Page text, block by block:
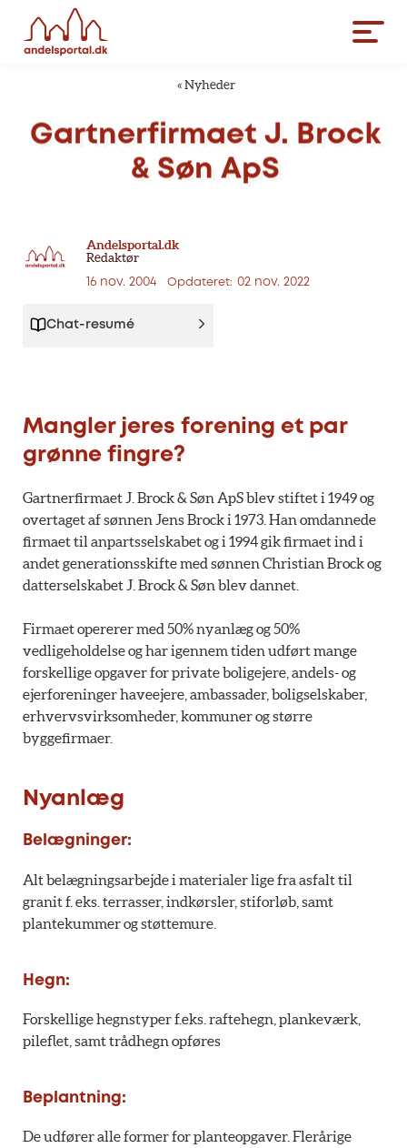
« Nyheder
Gartnerfirmaet J. Brock
& Søn ApS
Andelsportal.dk
Redaktør
16 nov. 2004 Opdateret: 02 nov. 2022
Chat-resumé
Mangler jeres forening et par
grønne fingre?
Gartnerfirmaet J. Brock & Søn ApS blev stiftet i 1949 og
overtaget af sønnen Jens Brock i 1973. Han omdannede
firmaet til anpartsselskabet og i 1994 gik firmaet ind i
andet generationsskifte med sønnen Christian Brock og
datterselskabet J. Brock & Søn blev dannet.
Firmaet opererer med 50% nyanlæg og 50%
vedligeholdelse og har igennem tiden udført mange
forskellige opgaver for private boligejere, andels- og
ejerforeninger haveejere, ambassader, boligselskaber,
erhvervsvirksomheder, kommuner og større
byggefirmaer.
Nyanlæg
Belægninger:
Alt belægningsarbejde i materialer lige fra asfalt til
granit f. eks. terrasser, indkørsler, stiforløb, samt
plantekummer og støttemure.
Hegn:
Forskellige hegnstyper f.eks. raftehegn, plankeværk,
pileflet, samt trådhegn opføres
Beplantning:
De udfører alle former for planteopgaver. Flerårige